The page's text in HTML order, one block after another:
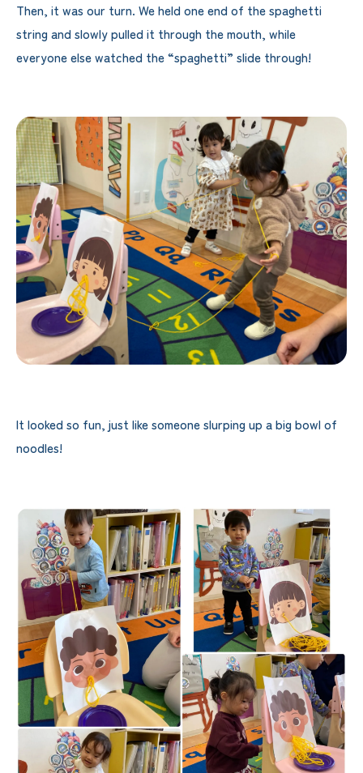
Then, it was our turn. We held one end of the spaghetti
string and slowly pulled it through the mouth, while
everyone else watched the “spaghetti” slide through!
It looked so fun, just like someone slurping up a big bowl of
noodles!